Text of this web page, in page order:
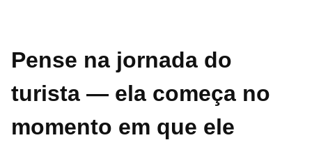
Pense na jornada do
turista — ela começa no
momento em que ele